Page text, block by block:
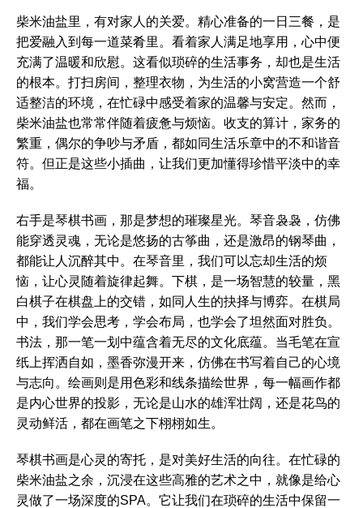
柴米油盐里，有对家人的关爱。精心准备的一日三餐，是
把爱融入到每一道菜肴里。看着家人满足地享用，心中便
充满了温暖和欣慰。这看似琐碎的生活事务，却也是生活
的根本。打扫房间，整理衣物，为生活的小窝营造一个舒
适整洁的环境，在忙碌中感受着家的温馨与安定。然而，
柴米油盐也常常伴随着疲惫与烦恼。收支的算计，家务的
繁重，偶尔的争吵与矛盾，都如同生活乐章中的不和谐音
符。但正是这些小插曲，让我们更加懂得珍惜平淡中的幸
福。
右手是琴棋书画，那是梦想的璀璨星光。琴音袅袅，仿佛
能穿透灵魂，无论是悠扬的古筝曲，还是激昂的钢琴曲，
都能让人沉醉其中。在琴音里，我们可以忘却生活的烦
恼，让心灵随着旋律起舞。下棋，是一场智慧的较量，黑
白棋子在棋盘上的交错，如同人生的抉择与博弈。在棋局
中，我们学会思考，学会布局，也学会了坦然面对胜负。
书法，那一笔一划中蕴含着无尽的文化底蕴。当毛笔在宣
纸上挥洒自如，墨香弥漫开来，仿佛在书写着自己的心境
与志向。绘画则是用色彩和线条描绘世界，每一幅画作都
是内心世界的投影，无论是山水的雄浑壮阔，还是花鸟的
灵动鲜活，都在画笔之下栩栩如生。
琴棋书画是心灵的寄托，是对美好生活的向往。在忙碌的
柴米油盐之余，沉浸在这些高雅的艺术之中，就像是给心
灵做了一场深度的SPA。它让我们在琐碎的生活中保留一